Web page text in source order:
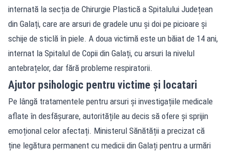
internată la secția de Chirurgie Plastică a Spitalului Județean
din Galați, care are arsuri de gradele unu și doi pe picioare și
schije de sticlă în piele. A doua victimă este un băiat de 14 ani,
internat la Spitalul de Copii din Galați, cu arsuri la nivelul
antebrațelor, dar fără probleme respiratorii.
Ajutor psihologic pentru victime și locatari
Pe lângă tratamentele pentru arsuri și investigațiile medicale
aflate în desfășurare, autoritățile au decis să ofere și sprijin
emoțional celor afectați. Ministerul Sănătății a precizat că
ține legătura permanent cu medicii din Galați pentru a urmări